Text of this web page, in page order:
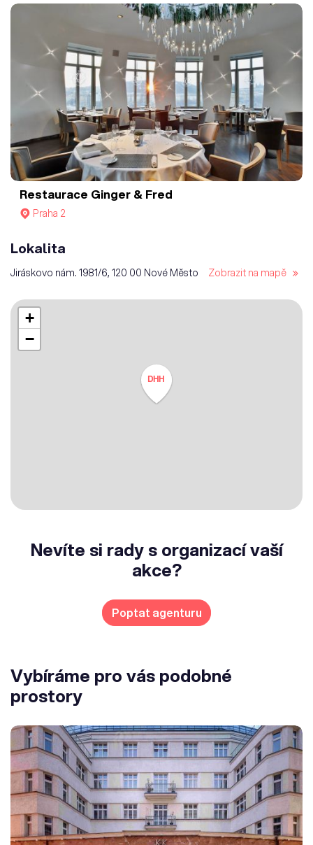
Restaurace Ginger & Fred
Praha 2
Lokalita
Jiráskovo nám. 1981/6, 120 00 Nové Město Zobrazit na mapě
DHH
+
−
Nevíte si rady s organizací vaší
akce?
Poptat agenturu
Vybíráme pro vás podobné
prostory